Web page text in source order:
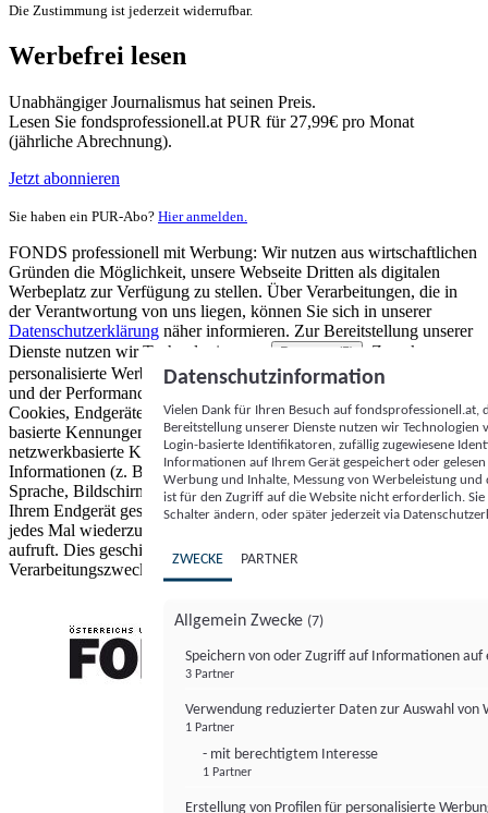
Die Zustimmung ist jederzeit widerrufbar.
Werbefrei lesen
Unabhängiger Journalismus hat seinen Preis.
Lesen Sie fondsprofessionell.at PUR für 27,99€ pro Monat
(jährliche Abrechnung).
Jetzt abonnieren
Sie haben ein PUR-Abo? Hier anmelden.
FONDS professionell mit Werbung: Wir nutzen aus wirtschaftlichen
Gründen die Möglichkeit, unsere Webseite Dritten als digitalen
Werbeplatz zur Verfügung zu stellen. Über Verarbeitungen, die in
der Verantwortung von uns liegen, können Sie sich in unserer
Datenschutzerklärung näher informieren. Zur Bereitstellung unserer
Dienste nutzen wir Technologien von
Partnern (5)
. Zwecke:
personalisierte Werbung und Inhalte, Messung von Werbeleistung
und der Performance von Inhalten sowie Zielgruppenforschung.
Cookies, Endgeräte- oder ähnliche Online-Kennungen (z. B. login-
basierte Kennungen, zufällig generierte Kennungen,
netzwerkbasierte Kennungen) können zusammen mit anderen
Informationen (z. B. Browsertyp und Browserinformationen,
Sprache, Bildschirmgröße, unterstützte Technologien usw.) auf
Ihrem Endgerät gespeichert oder von dort ausgelesen werden, um es
jedes Mal wiederzuerkennen, wenn es eine App oder einer Webseite
aufruft. Dies geschieht für einen oder mehrere der hier aufgeführten
Verarbeitungszwecke.
Datenschutzinformation
Vielen Dank für Ihren Besuch auf
Bereitstellung unserer Dienste nutzen wir Technologien
Login-basierte Identifikatoren, zufällig zugewiesene
Informationen auf Ihrem Gerät gespeichert oder
Werbung und Inhalte, Messung von Werbeleistung
ist für den Zugriff auf die Website nicht erforderlich.
Schalter ändern, oder später jederzeit via
ZWECKE PARTNER
Allgemein Zwecke (7)
Speichern von oder Zugriff auf Informationen auf
3 Partner
Verwendung reduzierter Daten zur Auswahl von
1 Partner
- mit berechtigtem Interesse
1 Partner
Erstellung von Profilen für personalisierte
FONDS professionell